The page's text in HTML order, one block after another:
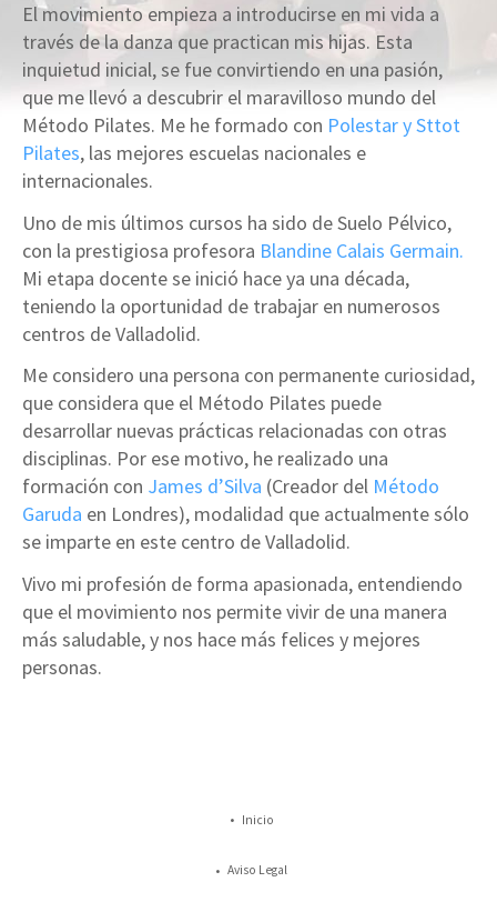
El movimiento empieza a introducirse en mi vida a
través de la danza que practican mis hijas. Esta
inquietud inicial, se fue convirtiendo en una pasión,
que me llevó a descubrir el maravilloso mundo del
Método Pilates. Me he formado con Polestar y Sttot
Pilates, las mejores escuelas nacionales e
internacionales.
Uno de mis últimos cursos ha sido de Suelo Pélvico,
con la prestigiosa profesora Blandine Calais Germain.
Mi etapa docente se inició hace ya una década,
teniendo la oportunidad de trabajar en numerosos
centros de Valladolid.
Me considero una persona con permanente curiosidad,
que considera que el Método Pilates puede
desarrollar nuevas prácticas relacionadas con otras
disciplinas. Por ese motivo, he realizado una
formación con James d’Silva (Creador del Método
Garuda en Londres), modalidad que actualmente sólo
se imparte en este centro de Valladolid.
Vivo mi profesión de forma apasionada, entendiendo
que el movimiento nos permite vivir de una manera
más saludable, y nos hace más felices y mejores
personas.
Inicio
Aviso Legal